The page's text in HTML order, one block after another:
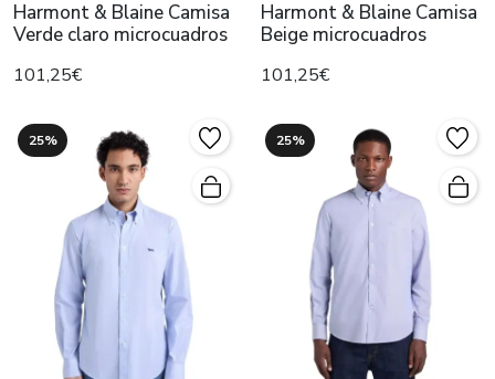
Harmont & Blaine Camisa
Verde claro microcuadros
101,25€
Harmont & Blaine Camisa
Beige microcuadros
101,25€
25% 25%